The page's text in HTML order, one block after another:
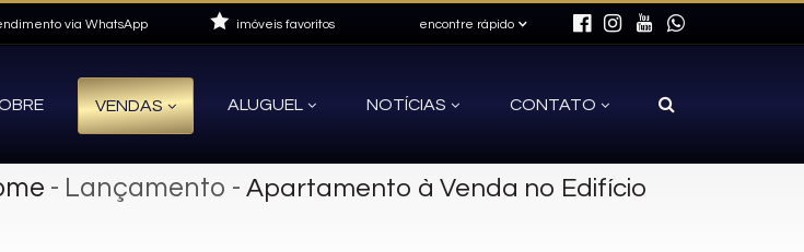
via WhatsApp encontre rápido
imóveis favoritos
VENDAS ALUGUEL NOTÍCIAS CONTATO
- Lançamento - Apartamento à Venda no Edifício